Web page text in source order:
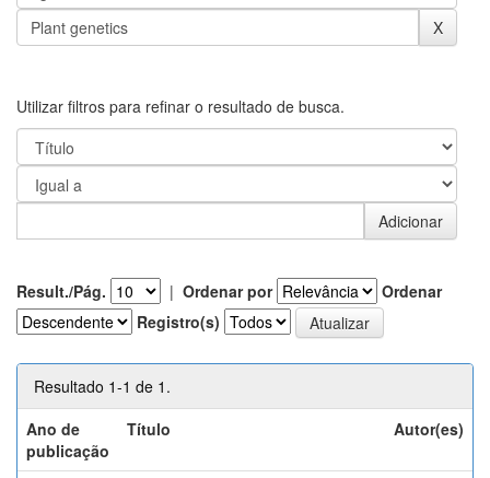
Utilizar filtros para refinar o resultado de busca.
Result./Pág. | Ordenar por
Ordenar
Registro(s)
Resultado 1-1 de 1.
Ano de
publicação
Título Autor(es)